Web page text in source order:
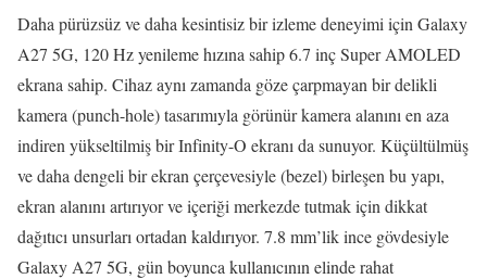
Daha pürüzsüz ve daha kesintisiz bir izleme deneyimi için Galaxy
A27 5G, 120 Hz yenileme hızına sahip 6.7 inç Super AMOLED
ekrana sahip. Cihaz aynı zamanda göze çarpmayan bir delikli
kamera (punch-hole) tasarımıyla görünür kamera alanını en aza
indiren yükseltilmiş bir Infinity-O ekranı da sunuyor. Küçültülmüş
ve daha dengeli bir ekran çerçevesiyle (bezel) birleşen bu yapı,
ekran alanını artırıyor ve içeriği merkezde tutmak için dikkat
dağıtıcı unsurları ortadan kaldırıyor. 7.8 mm’lik ince gövdesiyle
Galaxy A27 5G, gün boyunca kullanıcının elinde rahat